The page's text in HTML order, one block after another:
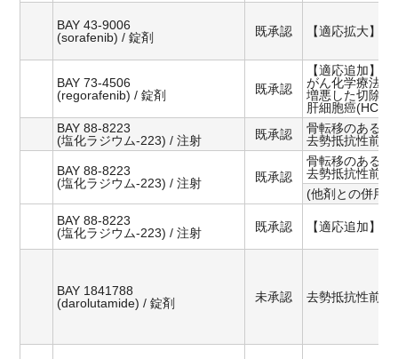
BAY 43-9006
(sorafenib) / 錠剤
既承認 【適応拡大】
BAY 73-4506
(regorafenib) / 錠剤
既承認
【適応追加】
がん化学療法後
増悪した切除不
肝細胞癌(HCC)
BAY 88-8223
(塩化ラジウム-223) / 注射
既承認
骨転移のある
去勢抵抗性前立
BAY 88-8223
(塩化ラジウム-223) / 注射
既承認
骨転移のある
去勢抵抗性前立
(他剤との併用
BAY 88-8223
(塩化ラジウム-223) / 注射
既承認 【適応追加】乳
BAY 1841788
(darolutamide) / 錠剤
未承認 去勢抵抗性前立